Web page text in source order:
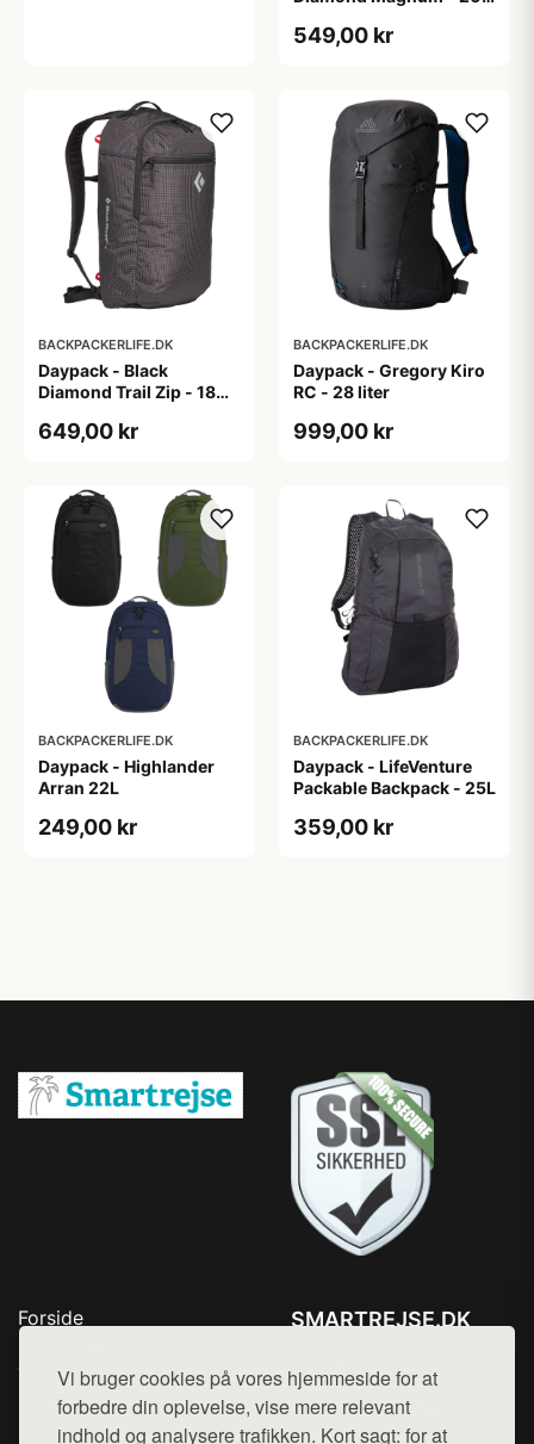
Vi bruger cookies på vores hjemmeside for at
forbedre din oplevelse, vise mere relevant
indhold og analysere trafikken. Kort sagt: for at
549,00 kr
BACKPACKERLIFE.DK
Daypack - Black
Diamond Trail Zip - 18
649,00 kr
BACKPACKERLIFE.DK
Daypack - Gregory Kiro
RC - 28 liter
999,00 kr
BACKPACKERLIFE.DK
Daypack - Highlander
Arran 22L
249,00 kr
BACKPACKERLIFE.DK
Daypack - LifeVenture
Packable Backpack - 25L
359,00 kr
Forside
Top Rabatter
Kontakt
SMARTREJSE.DK
Mail: hej@want.dk